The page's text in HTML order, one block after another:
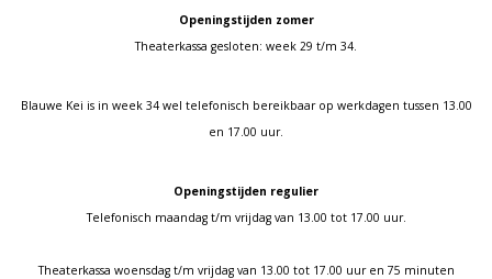
Openingstijden zomer
Theaterkassa gesloten: week 29 t/m 34.
Blauwe Kei is in week 34 wel telefonisch bereikbaar op werkdagen tussen 13.00
en 17.00 uur.
Openingstijden regulier
Telefonisch maandag t/m vrijdag van 13.00 tot 17.00 uur.
Theaterkassa woensdag t/m vrijdag van 13.00 tot 17.00 uur en 75 minuten